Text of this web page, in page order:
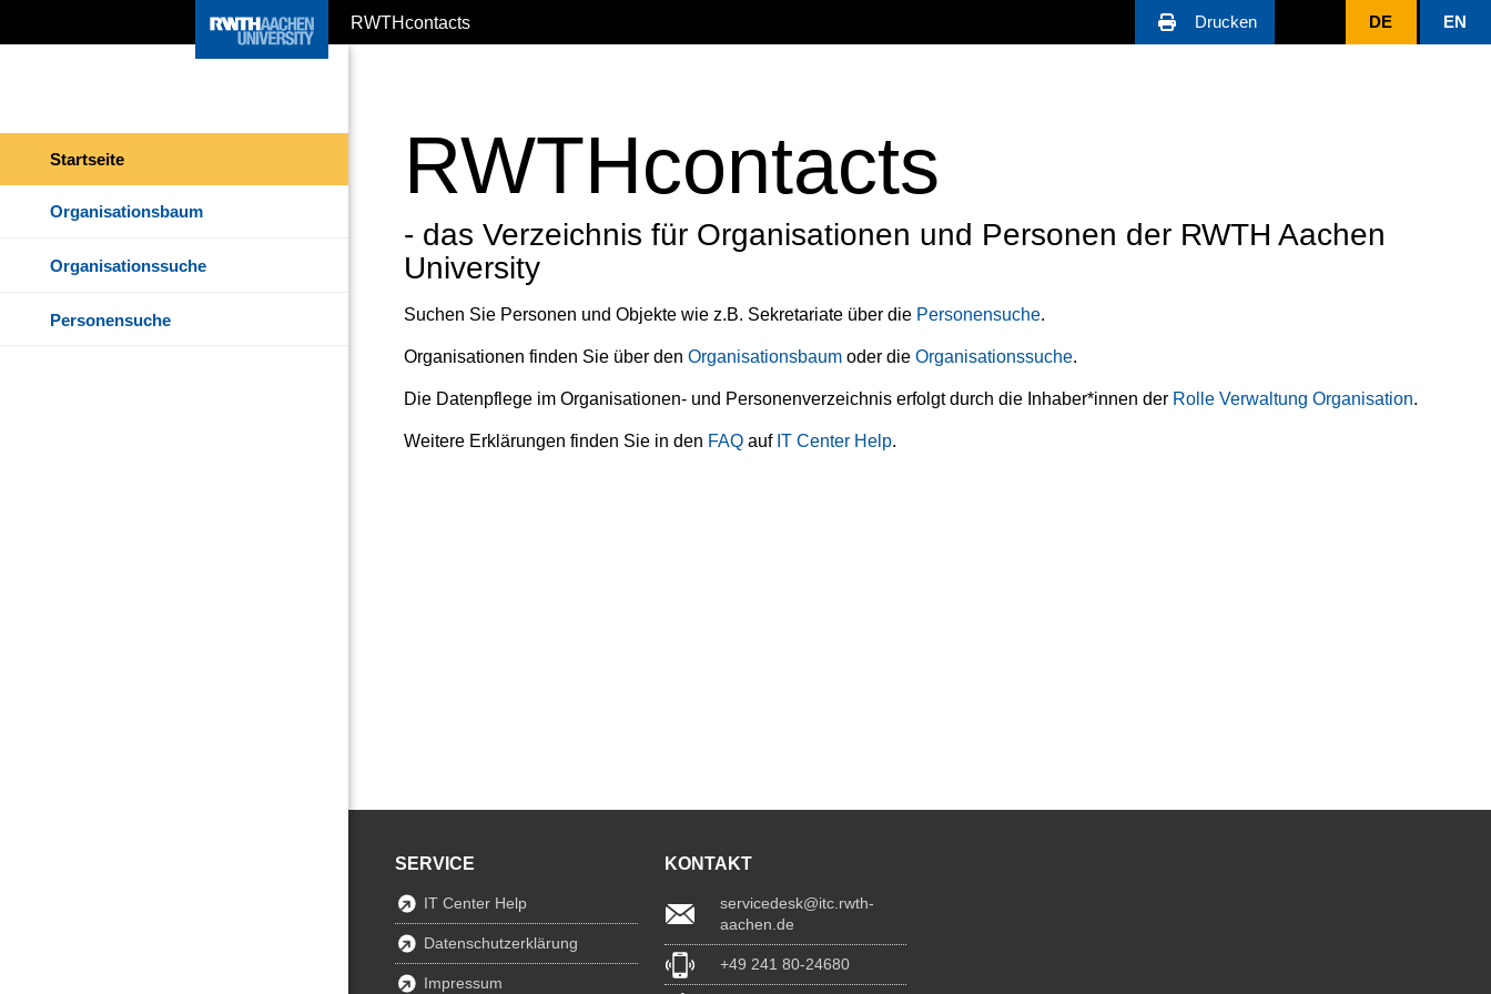
RWTHcontacts Drucken DE EN
Startseite
Organisationsbaum
Organisationssuche
Personensuche
RWTHcontacts
- das Verzeichnis für Organisationen und Personen der RWTH Aachen
University
Suchen Sie Personen und Objekte wie z.B. Sekretariate über die Personensuche.
Organisationen finden Sie über den Organisationsbaum oder die Organisationssuche.
Die Datenpflege im Organisationen- und Personenverzeichnis erfolgt durch die Inhaber*innen der Rolle Verwaltung Organisation.
Weitere Erklärungen finden Sie in den FAQ auf IT Center Help.
SERVICE
IT Center Help
Datenschutzerklärung
Impressum
KONTAKT
servicedesk@itc.rwth-
aachen.de
+49 241 80-24680